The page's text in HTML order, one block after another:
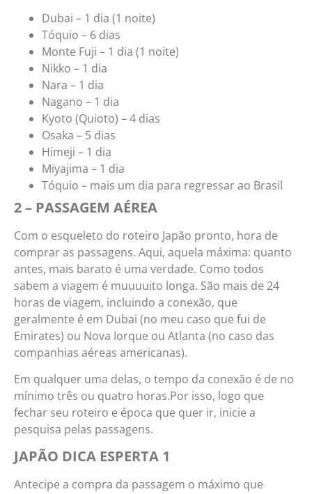
Dubai – 1 dia (1 noite)
Tóquio – 6 dias
Monte Fuji – 1 dia (1 noite)
Nikko – 1 dia
Nara – 1 dia
Nagano – 1 dia
Kyoto (Quioto) – 4 dias
Osaka – 5 dias
Himeji – 1 dia
Miyajima – 1 dia
Tóquio – mais um dia para regressar ao Brasil
2 – PASSAGEM AÉREA
Com o esqueleto do roteiro Japão pronto, hora de
comprar as passagens. Aqui, aquela máxima: quanto
antes, mais barato é uma verdade. Como todos
sabem a viagem é muuuuito longa. São mais de 24
horas de viagem, incluindo a conexão, que
geralmente é em Dubai (no meu caso que fui de
Emirates) ou Nova Iorque ou Atlanta (no caso das
companhias aéreas americanas).
Em qualquer uma delas, o tempo da conexão é de no
mínimo três ou quatro horas.Por isso, logo que
fechar seu roteiro e época que quer ir, inicie a
pesquisa pelas passagens.
JAPÃO DICA ESPERTA 1
Antecipe a compra da passagem o máximo que